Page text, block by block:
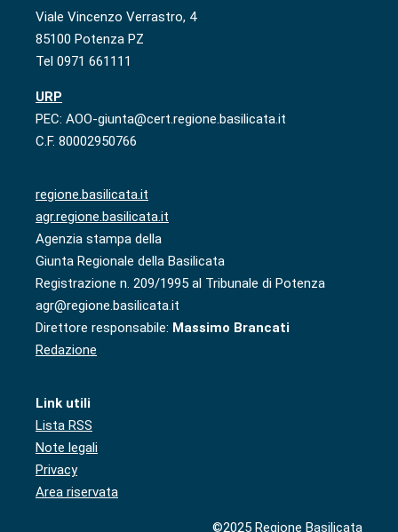
Viale Vincenzo Verrastro, 4
85100 Potenza PZ
Tel 0971 661111
URP
PEC: AOO-giunta@cert.regione.basilicata.it
C.F. 80002950766
regione.basilicata.it
agr.regione.basilicata.it
Agenzia stampa della
Giunta Regionale della Basilicata
Registrazione n. 209/1995 al Tribunale di Potenza
agr@regione.basilicata.it
Direttore responsabile: Massimo Brancati
Redazione
Link utili
Lista RSS
Note legali
Privacy
Area riservata
©2025 Regione Basilicata